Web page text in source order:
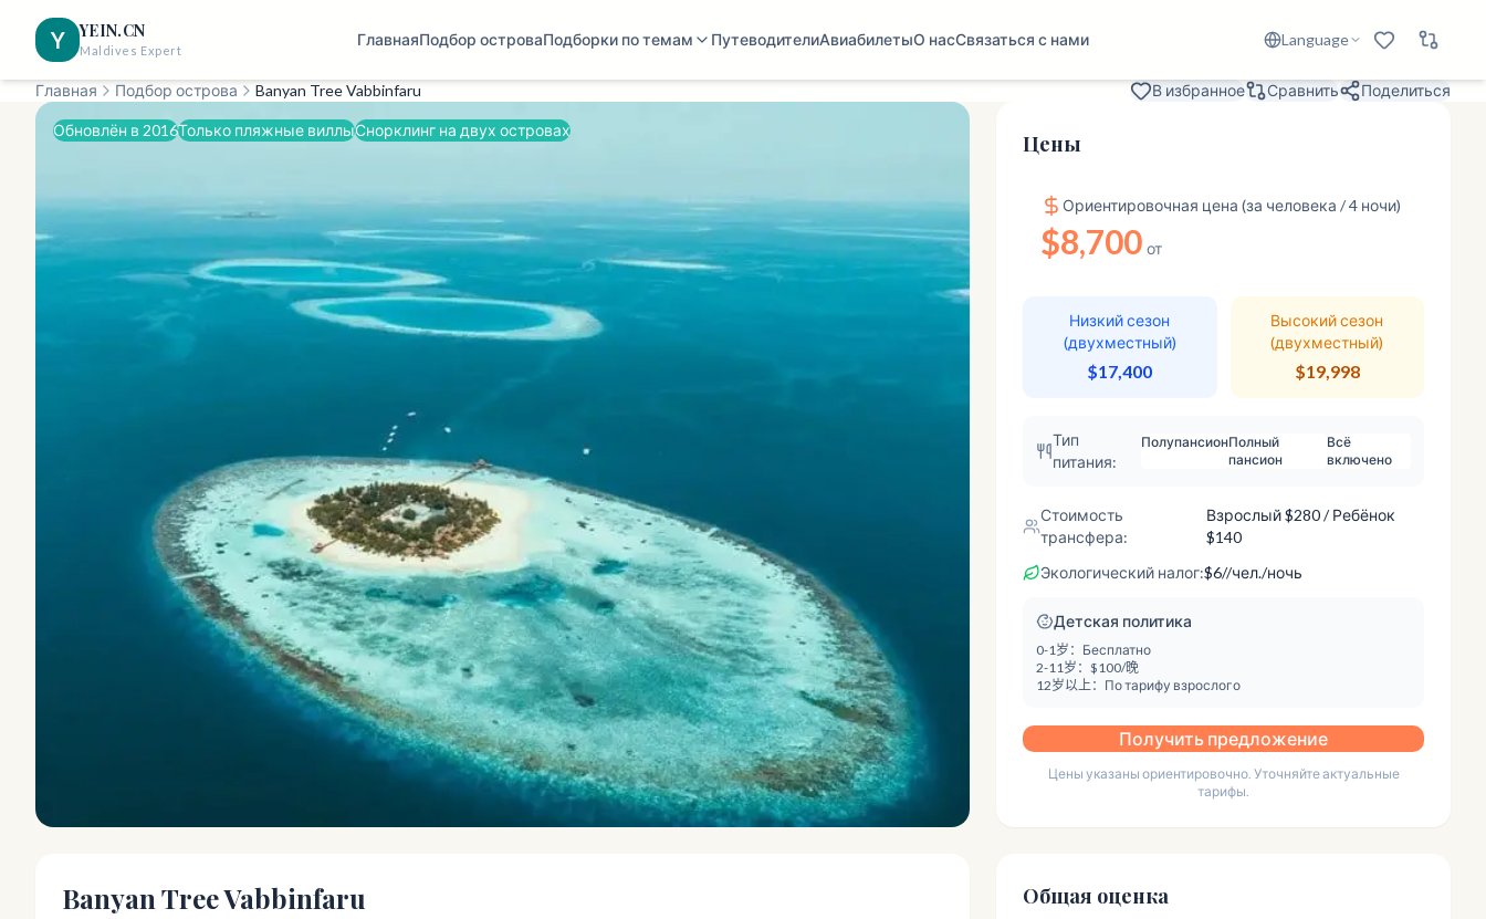
Y YEIN.CN
Maldives Expert
ГлавнаяПодбор островаПодборки по темам ПутеводителиАвиабилетыО насСвязаться с нами Language
Главная Подбор острова Banyan Tree Vabbinfaru В избранное Сравнить Поделиться
Обновлён в 2016Только пляжные виллыСнорклинг на двух островах
Цены
Ориентировочная цена (за человека / 4 ночи)
$8,700 от
Низкий сезон
(двухместный)
$17,400
Высокий сезон
(двухместный)
$19,998
Тип
питания:
ПолупансионПолный
пансион
Всё
включено
Стоимость
трансфера:
Взрослый$280/ Ребёнок
$140
Экологический налог:$6//чел./ночь
Детская политика
0-1岁： Бесплатно
2-11岁：$100/晚
12岁以上： По тарифу взрослого
Получить предложение
Цены указаны ориентировочно. Уточняйте актуальные
тарифы.
Banyan Tree Vabbinfaru Общая оценка